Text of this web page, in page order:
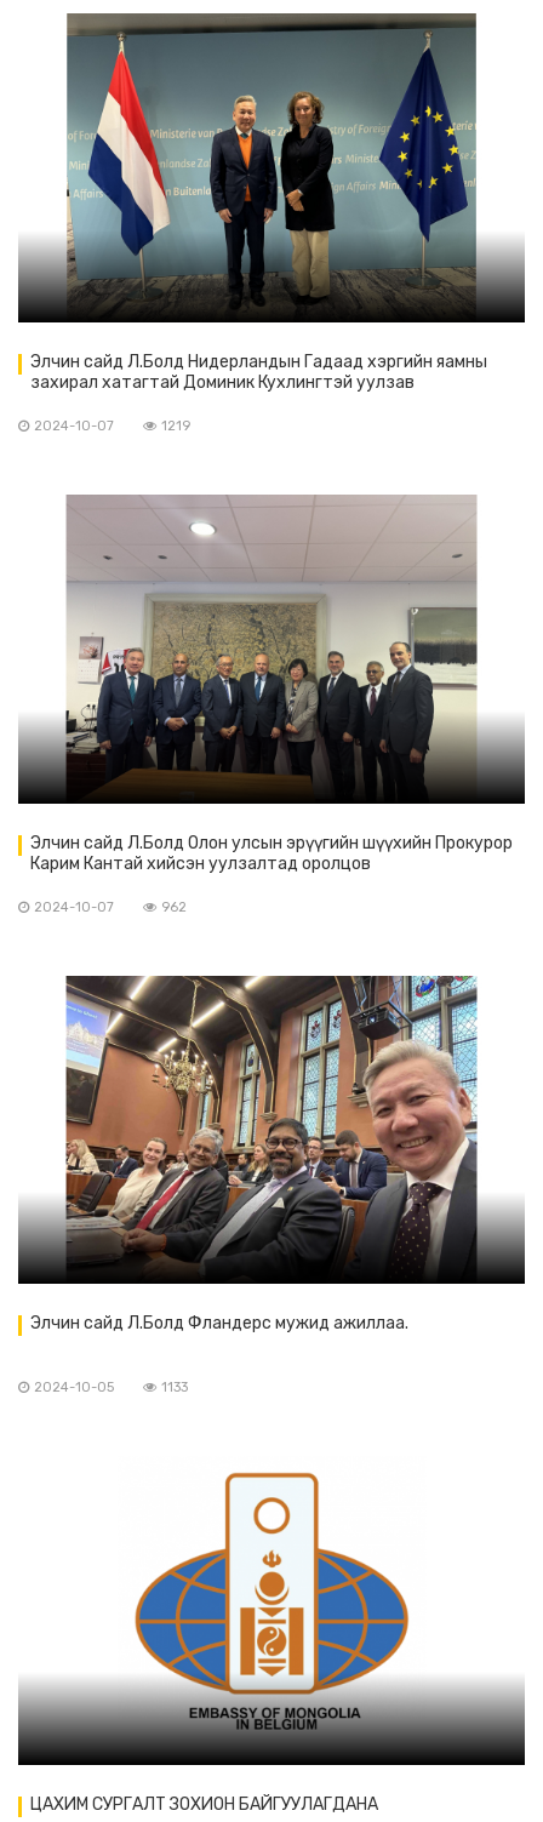
Элчин сайд Л.Болд Нидерландын Гадаад хэргийн яамны
захирал хатагтай Доминик Кухлингтэй уулзав
2024-10-07 1219
Элчин сайд Л.Болд Олон улсын эрүүгийн шүүхийн Прокурор
Карим Кантай хийсэн уулзалтад оролцов
2024-10-07 962
Элчин сайд Л.Болд Фландерс мужид ажиллаа.
2024-10-05 1133
ЦАХИМ СУРГАЛТ ЗОХИОН БАЙГУУЛАГДАНА